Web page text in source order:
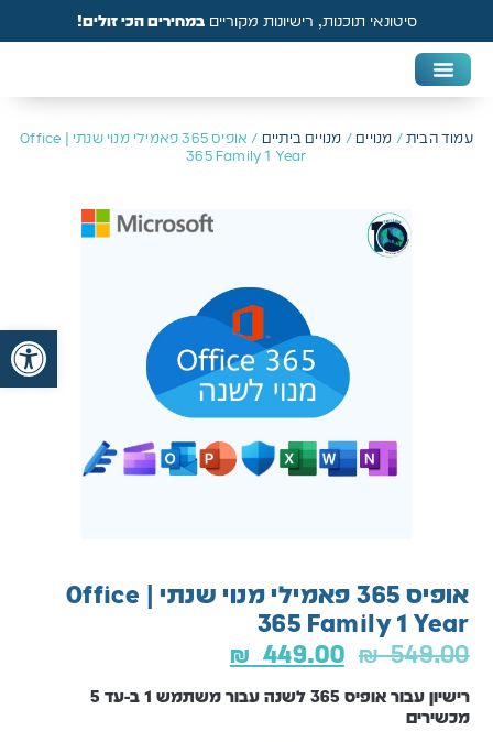
סיטונאי תוכנות, רישיונות מקורייםבמחירים הכי זולים!
עמוד הבית/ מנויים / מנויים ביתיים
/ אופיס 365 פאמילי מנוי שנתי | Office
365 Family 1 Year
אופיס 365 פאמילי מנוי שנתי | Office
365 Family 1 Year
₪549.00
₪ 449.00
רישיון עבור אופיס 365 לשנה עבור משתמש 1 ב-עד 5
מכשירים